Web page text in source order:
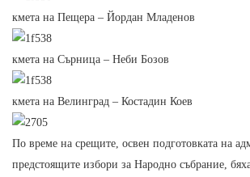
кмета на Пещера – Йордан Младенов
кмета на Сърница – Неби Бозов
кмета на Велинград – Костадин Коев
По време на срещите, освен подготовката на
предстоящите избори за Народно събрание,